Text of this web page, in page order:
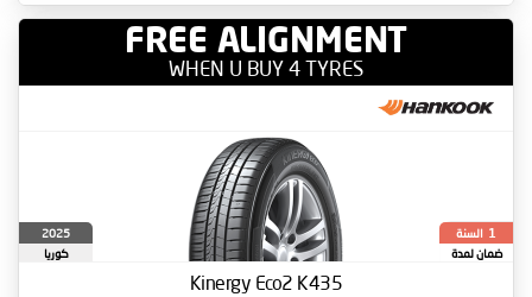
FREE ALIGNMENT
WHEN U BUY 4 TYRES
1 السنة
ضمان لمدة
2025
كوريا
Kinergy Eco2 K435